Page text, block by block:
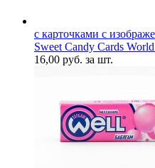
с карточками с
Sweet Candy Cards
16,00 руб. за шт.